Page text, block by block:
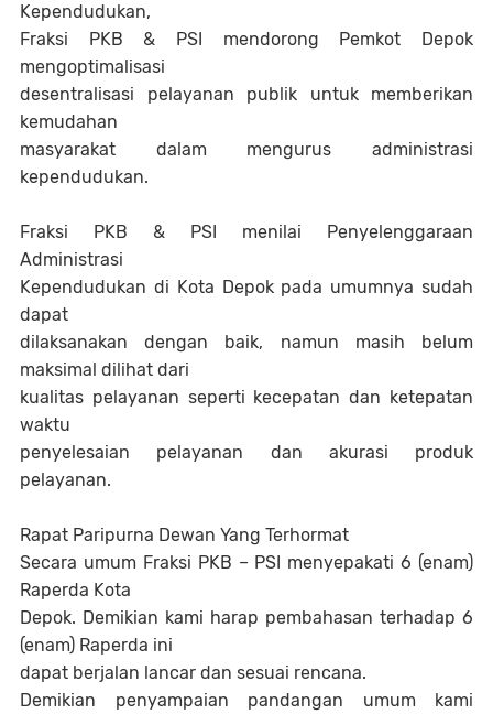
Kependudukan,
Fraksi PKB & PSI mendorong Pemkot Depok
mengoptimalisasi
desentralisasi pelayanan publik untuk memberikan
kemudahan
masyarakat dalam mengurus administrasi
kependudukan.
Fraksi PKB & PSI menilai Penyelenggaraan
Administrasi
Kependudukan di Kota Depok pada umumnya sudah
dapat
dilaksanakan dengan baik, namun masih belum
maksimal dilihat dari
kualitas pelayanan seperti kecepatan dan ketepatan
waktu
penyelesaian pelayanan dan akurasi produk
pelayanan.
Rapat Paripurna Dewan Yang Terhormat
Secara umum Fraksi PKB – PSI menyepakati 6 (enam)
Raperda Kota
Depok. Demikian kami harap pembahasan terhadap 6
(enam) Raperda ini
dapat berjalan lancar dan sesuai rencana.
Demikian penyampaian pandangan umum kami